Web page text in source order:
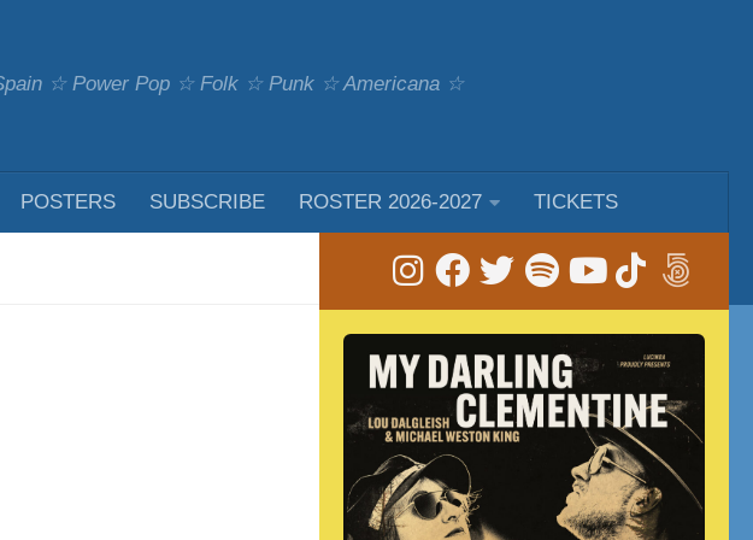
Spain ☆ Power Pop ☆ Folk ☆ Punk ☆ Americana ☆
POSTERS SUBSCRIBE ROSTER 2026-2027 TICKETS